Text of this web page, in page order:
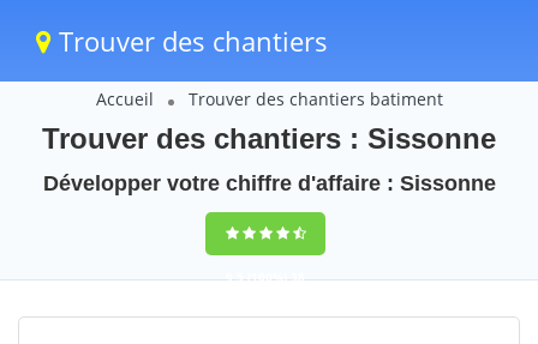
Trouver des chantiers
Accueil Trouver des chantiers batiment
Trouver des chantiers : Sissonne
Développer votre chiffre d'affaire : Sissonne
9,5(100%)38
votes